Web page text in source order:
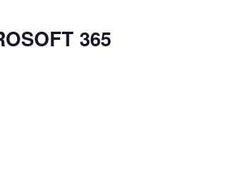
365